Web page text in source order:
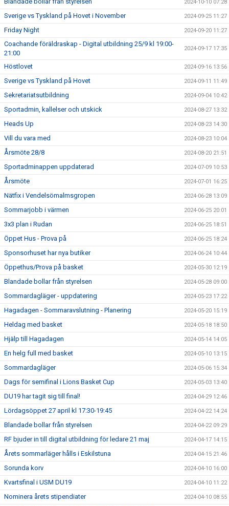
2024-10-10 07:28
Sverige vs Tyskland på Hovet i November 2024-09-25 11:27
Friday Night 2024-09-20 11:27
Coachande föräldraskap - Digital utbildning 25/9 kl 19:00-
21:00
2024-09-17 17:35
Höstlovet 2024-09-16 13:56
Sverige vs Tyskland på Hovet 2024-09-11 11:49
Sekretariatsutbildning 2024-09-04 10:42
Sportadmin, kallelser och utskick 2024-08-27 13:32
Heads Up 2024-08-23 14:30
Vill du vara med 2024-08-23 10:04
Årsmöte 28/8 2024-08-20 21:51
Sportadminappen uppdaterad 2024-07-09 10:53
Årsmöte 2024-07-01 16:25
Nätfix i Vendelsömalmsgropen 2024-06-28 13:09
Sommarjobb i värmen 2024-06-25 20:01
3x3 plan i Rudan 2024-06-25 18:51
Öppet Hus - Prova på 2024-06-25 18:24
Sponsorhuset har nya butiker 2024-06-24 10:44
Öppethus/Prova på basket 2024-05-30 12:19
Blandade bollar från styrelsen 2024-05-28 09:00
Sommardagläger - uppdatering 2024-05-23 17:22
Hagadagen - Sommaravslutning - Planering 2024-05-20 15:19
Heldag med basket 2024-05-18 18:50
Hjälp till Hagadagen 2024-05-14 14:05
En helg full med basket 2024-05-10 13:15
Sommardagläger 2024-05-06 15:34
Dags för semifinal i Lions Basket Cup 2024-05-03 13:40
DU19 har tagit sig till final! 2024-04-29 12:46
Lördagsöppet 27 april kl 17:30-19:45 2024-04-22 14:24
Blandade bollar från styrelsen 2024-04-22 09:29
RF bjuder in till digital utbildning för ledare 21 maj 2024-04-17 14:15
Årets sommarläger hålls i Eskilstuna 2024-04-15 21:46
Sorunda korv 2024-04-10 16:00
Kvartsfinal i USM DU19 2024-04-10 11:22
Nominera årets stipendiater 2024-04-10 08:55